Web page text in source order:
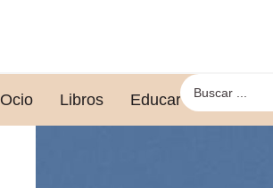
Ocio Libros Educar leyendo